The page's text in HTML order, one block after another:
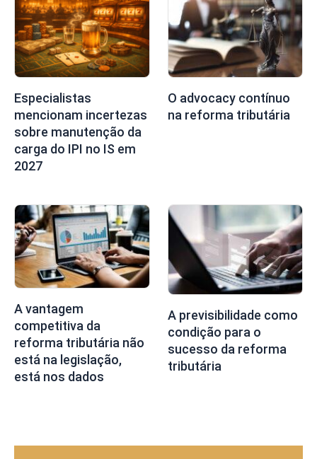
Especialistas
mencionam incertezas
sobre manutenção da
carga do IPI no IS em
2027
O advocacy contínuo
na reforma tributária
A vantagem
competitiva da
reforma tributária não
está na legislação,
está nos dados
A previsibilidade como
condição para o
sucesso da reforma
tributária